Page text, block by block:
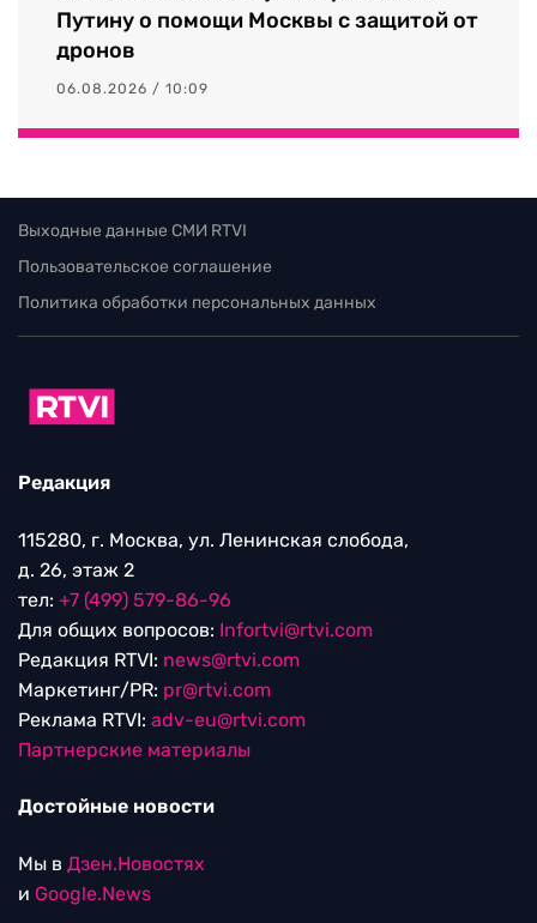
Путину о помощи Москвы с защитой от
дронов
06.08.2026 / 10:09
Выходные данные СМИ RTVI
Пользовательское соглашение
Политика обработки персональных данных
Редакция
115280, г. Москва, ул. Ленинская слобода,
д. 26, этаж 2
тел: +7 (499) 579-86-96
Для общих вопросов: Infortvi@rtvi.com
Редакция RTVI: news@rtvi.com
Маркетинг/PR: pr@rtvi.com
Реклама RTVI: adv-eu@rtvi.com
Партнерские материалы
Достойные новости
Мы в Дзен.Новостях
и Google.News